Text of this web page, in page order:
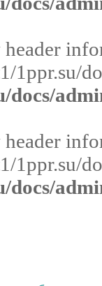
1ppr.su/
docs/
1ppr.su/
docs/